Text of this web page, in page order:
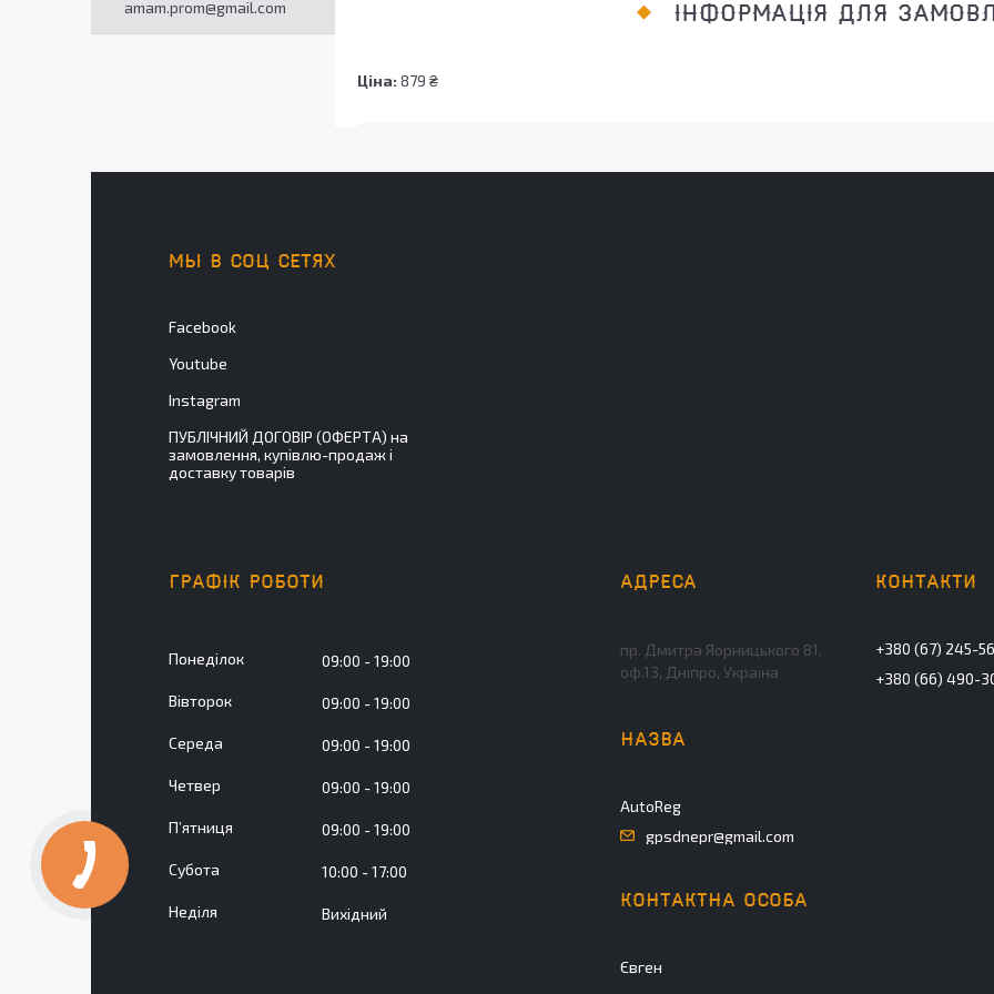
ІНФОРМАЦІЯ ДЛЯ
Ціна: 879 ₴
amam.prom@gmail.com
МЫ В СОЦ СЕТЯХ
Facebook
Youtube
Instagram
ПУБЛІЧНИЙ ДОГОВІР (ОФЕРТА) на
замовлення, купівлю-продаж і
доставку товарів
ГРАФІК РОБОТИ
Понеділок 09:00 19:00
Вівторок 09:00 19:00
Середа 09:00 19:00
Четвер 09:00 19:00
Пʼятниця 09:00 19:00
Субота 10:00 17:00
Неділя Вихідний
пр. Дмитра Яорницького 81,
оф.13, Дніпро, Україна
AutoReg
gpsdnepr@gmail.com
Євген
+380 (67) 245-
+380 (66) 490-